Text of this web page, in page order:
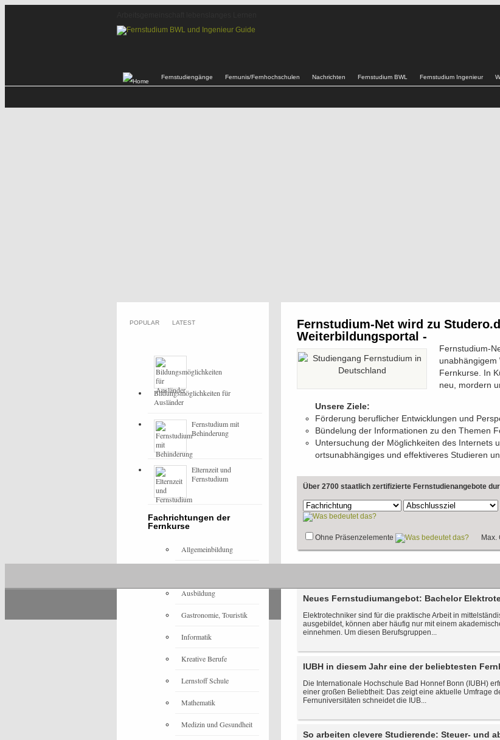
Fernstudiengänge Fernunis/Fernhochschulen Nachrichten Fernstudium BWL Fernstudium Ingenieur
Fernstudium-Net wird zu
Weiterbildungsportal -
Fernstudium-
unabhängigem
Fernkurse. In
neu, mordern
Unsere Ziele:
Förderung beruflicher Entwicklungen und
Bündelung der Informationen zu den Themen
Untersuchung der Möglichkeiten des Internets
ortsunabhängiges und effektiveres Studieren
Über 2700 staatlich zertifizierte Fernstudienangebote
Ohne Präsenzelemente Max.
Neues Fernstudiumangebot: Bachelor
Elektrotechniker sind für die praktische Arbeit in
ausgebildet, können aber häufig nur mit einem
einnehmen. Um diesen Berufsgruppen...
IUBH in diesem Jahr eine der beliebtesten
Die Internationale Hochschule Bad Honnef Bonn (IUBH)
einer großen Beliebtheit: Das zeigt eine aktuelle Umfrage
Fernuniversitäten schneidet die IUB...
So arbeiten clevere Studierende: Steuer- und
POPULAR LATEST
Bildungsmöglichkeiten für
Ausländer
Fernstudium mit
Behinderung
Elternzeit und
Fernstudium
Fachrichtungen der
Fernkurse
Allgemeinbildung
Ausbildung
Gastronomie, Touristik
Informatik
Kreative Berufe
Lernstoff Schule
Mathematik
Medizin und Gesundheit